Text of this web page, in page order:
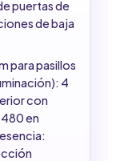
puertas de
de baja
para pasillos
4
con
en